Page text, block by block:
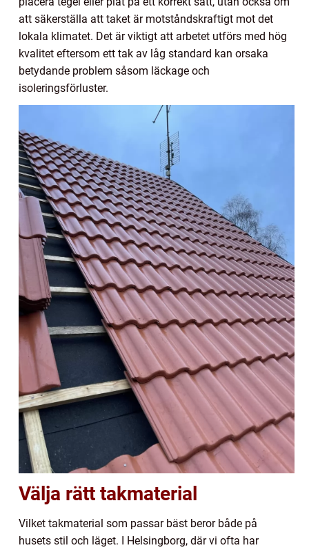
att säkerställa att taket är motståndskraftigt mot det
lokala klimatet. Det är viktigt att arbetet utförs med hög
kvalitet eftersom ett tak av låg standard kan orsaka
betydande problem såsom läckage och
isoleringsförluster.
Välja rätt takmaterial
Vilket takmaterial som passar bäst beror både på
husets stil och läget. I Helsingborg, där vi ofta har